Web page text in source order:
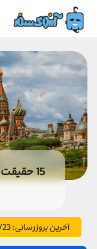
15 حقیقت شوکه کننده در مورد روسیه
آخرین بروزرسانی: